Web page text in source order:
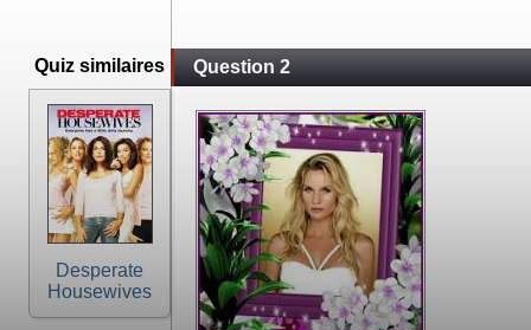
Quiz similaires
Desperate
Housewives
Question 2